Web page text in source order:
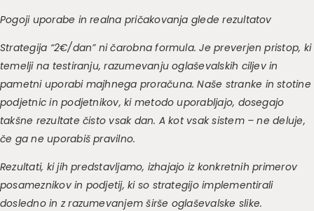
Pogoji uporabe in realna pričakovanja glede rezultatov
Strategija “2€/dan” ni čarobna formula. Je preverjen pristop, ki
temelji na testiranju, razumevanju oglaševalskih ciljev in
pametni uporabi majhnega proračuna. Naše stranke in stotine
podjetnic in podjetnikov, ki metodo uporabljajo, dosegajo
takšne rezultate čisto vsak dan. A kot vsak sistem – ne deluje,
če ga ne uporabiš pravilno.
Rezultati, ki jih predstavljamo, izhajajo iz konkretnih primerov
posameznikov in podjetij, ki so strategijo implementirali
dosledno in z razumevanjem širše oglaševalske slike.